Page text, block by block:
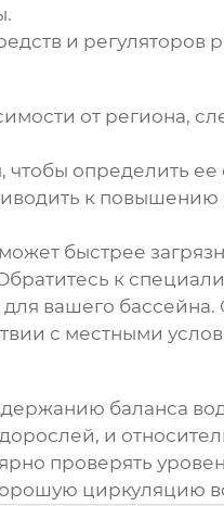
и регуляторов
от региона,
определить ее
к
быстрее
к
вашего бассейна.
с местными
баланса
и
проверять
циркуляцию